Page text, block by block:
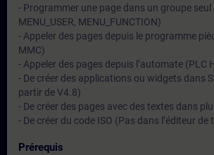
- Programmer une page dans un groupe seul
MENU_USER, MENU_FUNCTION)
- Appeler des pages depuis le programme
MMC)
- Appeler des pages depuis l’automate (PLC
- De créer des applications ou widgets dans
partir de V4.8)
- De créer des pages avec des textes dans
- De créer du code ISO (Pas dans l’éditeur de
Prérequis